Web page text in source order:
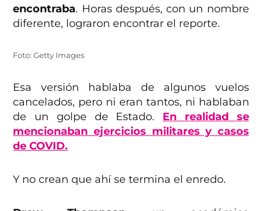
encontraba. Horas después, con un nombre
diferente, lograron encontrar el reporte.
Foto: Getty Images
Esa versión hablaba de algunos vuelos
cancelados, pero ni eran tantos, ni hablaban
de un golpe de Estado. En realidad se
mencionaban ejercicios militares y casos
de COVID.
Y no crean que ahí se termina el enredo.